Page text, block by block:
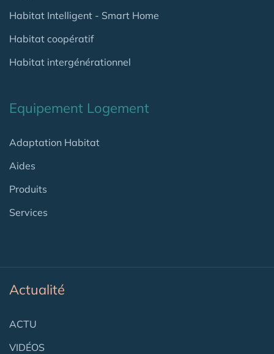
Habitat Intelligent - Smart Home
Habitat coopératif
Habitat intergénérationnel
Equipement Logement
Adaptation Habitat
Aides
Produits
Services
Actualité
ACTU
VIDÉOS